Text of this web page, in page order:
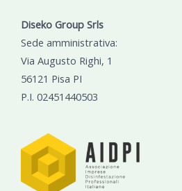
Diseko Group Srls
Sede amministrativa:
Via Augusto Righi, 1
56121 Pisa PI
P.I. 02451440503